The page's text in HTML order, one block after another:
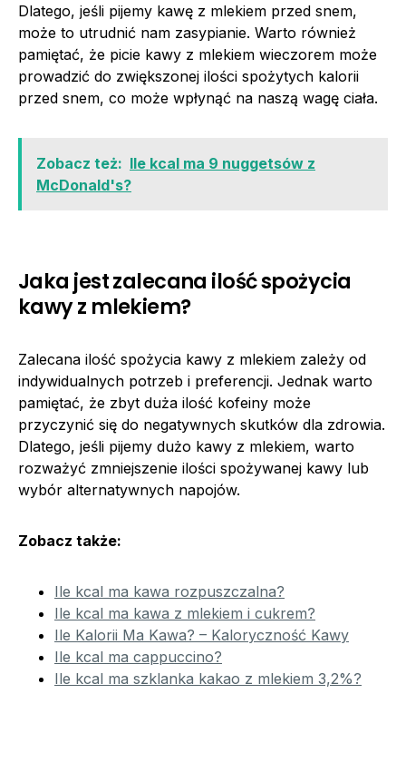
Dlatego, jeśli pijemy kawę z mlekiem przed snem,
może to utrudnić nam zasypianie. Warto również
pamiętać, że picie kawy z mlekiem wieczorem może
prowadzić do zwiększonej ilości spożytych kalorii
przed snem, co może wpłynąć na naszą wagę ciała.
Zobacz też: Ile kcal ma 9 nuggetsów z
McDonald's?
Jaka jest zalecana ilość spożycia
kawy z mlekiem?
Zalecana ilość spożycia kawy z mlekiem zależy od
indywidualnych potrzeb i preferencji. Jednak warto
pamiętać, że zbyt duża ilość kofeiny może
przyczynić się do negatywnych skutków dla zdrowia.
Dlatego, jeśli pijemy dużo kawy z mlekiem, warto
rozważyć zmniejszenie ilości spożywanej kawy lub
wybór alternatywnych napojów.
Zobacz także:
Ile kcal ma kawa rozpuszczalna?
Ile kcal ma kawa z mlekiem i cukrem?
Ile Kalorii Ma Kawa? – Kaloryczność Kawy
Ile kcal ma cappuccino?
Ile kcal ma szklanka kakao z mlekiem 3,2%?